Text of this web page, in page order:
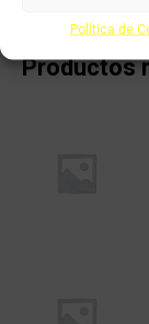
Política de
Productos